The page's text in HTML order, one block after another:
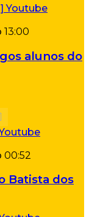
13:00
alunos do
00:52
Batista dos